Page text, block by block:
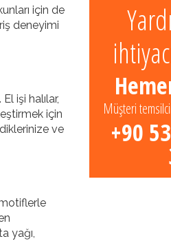
için de
deneyimi
işi halılar,
için
ve
yağı,
Müşteri
+90